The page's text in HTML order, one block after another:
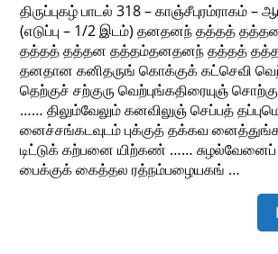
திருப்புகழ் பாடல் 318 – காஞ்சீபுரம்ராகம் –
(எடுப்பு – 1/2 இடம்) தனதனந் தத்தத்
தத்தத் தத்தன தத்தம்தனதனந் தத்தத்
தனதான கனிதருங் கொக்குக் கட்செவி
தெற்குச் சற்குரு வெற்புங்கதிரையுஞ்
…… திலும்வேலும் கனவிலுஞ் செப்பத்
னைச்சங்கடவுடம் புக்குத் தக்கவ
டிட்டுக் கற்பனை யிற்கண் …… சுழல்வேனைப்
பைக்குக் கைத்தல ரத்நம்பழையகங் …